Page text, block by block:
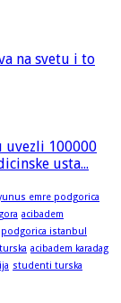
na svetu i to
uvezli 100000
usta...
emre podgorica
acibadem
podgorica istanbul
acibadem karadag
studenti turska